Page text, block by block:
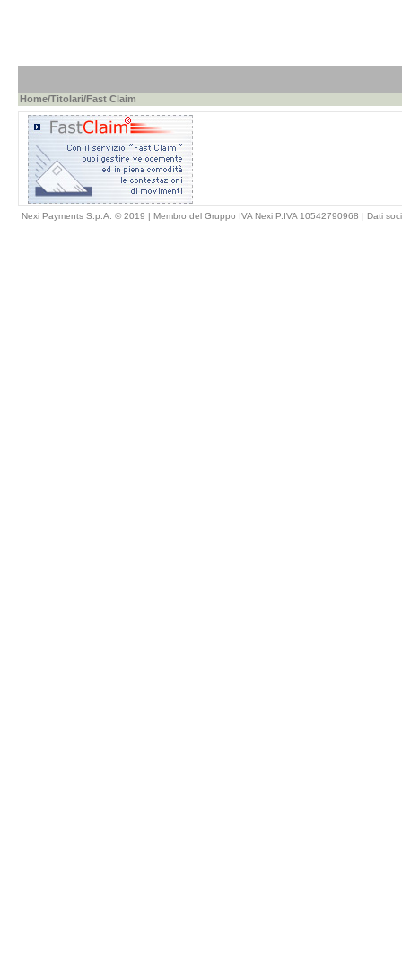
Home/Titolari/Fast Claim
Nexi Payments S.p.A. © 2019 | Membro del Gruppo IVA Nexi P.IVA 10542790968 | Dati